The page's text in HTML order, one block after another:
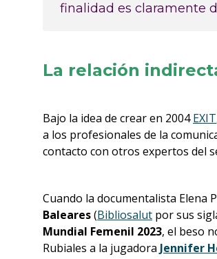
finalidad es claramente
La relación
Bajo la idea de crear en 2004EXIT
a los profesionales de la
contacto con otros expertos del
Cuando la documentalista Elena
Baleares(Bibliosalut por sus
Mundial Femenil 2023, el beso
Rubiales a la jugadora Jennifer